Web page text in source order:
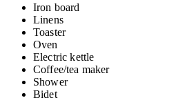
Iron board
Linens
Toaster
Oven
Electric kettle
Coffee/tea maker
Shower
Bidet